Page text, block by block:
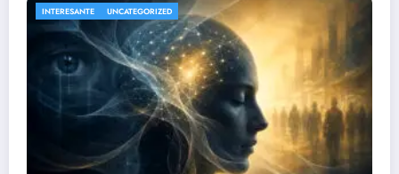
NACIONAL UNCATEGORIZED